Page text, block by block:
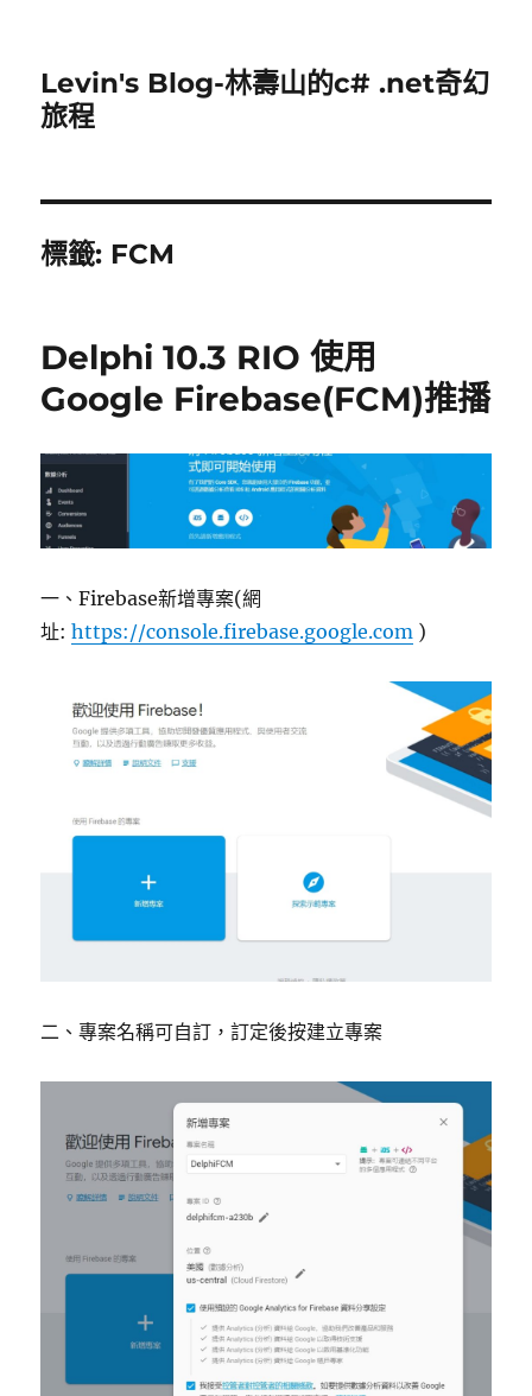
Levin's Blog-林壽山的c# .net奇幻
旅程
標籤: FCM
Delphi 10.3 RIO 使用
Google Firebase(FCM)推播
一、Firebase新增專案(網
址:https://console.firebase.google.com )
二、專案名稱可自訂，訂定後按建立專案